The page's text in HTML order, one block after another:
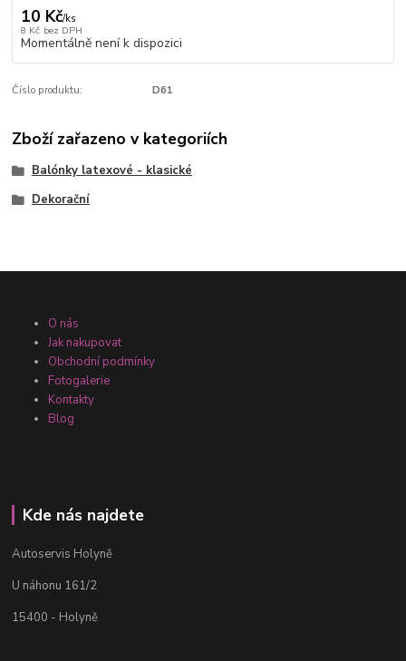
10 Kč/ks
8 Kč bez DPH
Momentálně není k dispozici
Číslo produktu: D61
Zboží zařazeno v kategoriích
Balónky latexové - klasické
Dekorační
O nás
Jak nakupovat
Obchodní podmínky
Fotogalerie
Kontakty
Blog
Kde nás najdete
Autoservis Holyně
U náhonu 161/2
15400 - Holyně